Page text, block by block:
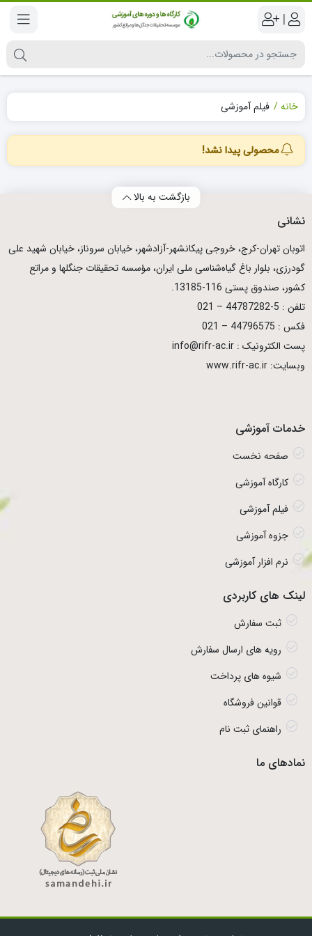
|
خانه فیلم آموزشی
محصولی پیدا نشد!
بازگشت به بالا
نشانی
اتوبان تهران­-كرج، خروجی پیكانشهر-آزادشهر، خیابان سروناز، خیابان شهید علی
گودرزی، بلوار باغ گیاه‌شناسی ملی ایران، مؤسسه تحقیقات جنگلها و مراتع
كشور، صندوق پستی 116-13185.
تلفن : 5-44787282 – 021
فکس : 44796575 – 021
پست الکترونیک : info@rifr-ac.ir
وبسایت: www.rifr-ac.ir
خدمات آموزشی
صفحه نخست
کارگاه آموزشی
فیلم آموزشی
جزوه آموزشی
نرم افزار آموزشی
لینک های کاربردی
ثبت سفارش
رویه های ارسال سفارش
شیوه های پرداخت
قوانین فروشگاه
راهنمای ثبت نام
نمادهای ما